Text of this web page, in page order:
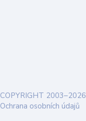
COPYRIGHT 2003–2026
Ochrana osobních údajů